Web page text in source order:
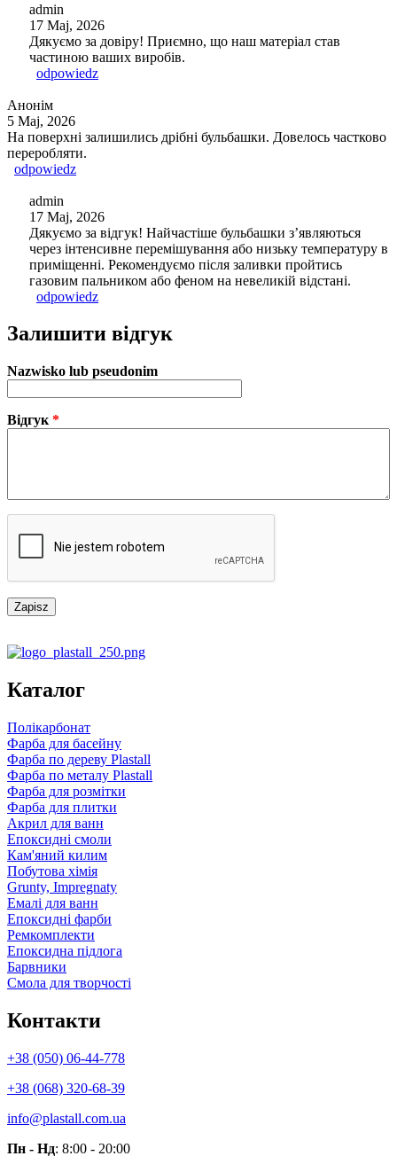
admin
17 Maj, 2026
Дякуємо за довіру! Приємно, що наш матеріал став
частиною ваших виробів.
odpowiedz
Анонім
5 Maj, 2026
На поверхні залишились дрібні бульбашки. Довелось частково
переробляти.
odpowiedz
admin
17 Maj, 2026
Дякуємо за відгук! Найчастіше бульбашки з’являються
через інтенсивне перемішування або низьку температуру в
приміщенні. Рекомендуємо після заливки пройтись
газовим пальником або феном на невеликій відстані.
odpowiedz
Залишити відгук
Nazwisko lub pseudonim
Відгук *
Каталог
Полікарбонат
Фарба для басейну
Фарба по дереву Plastall
Фарба по металу Plastall
Фарба для розмітки
Фарба для плитки
Акрил для ванн
Епоксидні смоли
Кам'яний килим
Побутова хімія
Grunty, Impregnaty
Емалі для ванн
Епоксидні фарби
Ремкомплекти
Епоксидна підлога
Барвники
Смола для творчості
Контакти
+38 (050) 06-44-778
+38 (068) 320-68-39
info@plastall.com.ua
Пн - Нд: 8:00 - 20:00